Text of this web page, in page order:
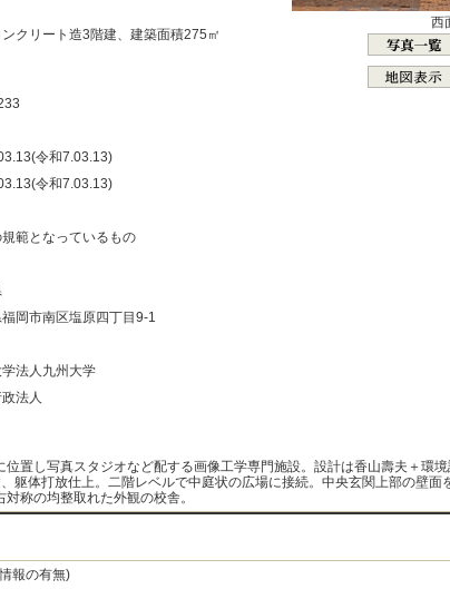
クリート造3階建、建築面積275㎡
令和7.03.13)
令和7.03.13)
範となっているもの
岡市南区塩原四丁目9-1
学法人九州大学
法人
西
位置し写真スタジオなど配する画像工学専門施設。設計は香山壽夫＋環
躯体打放仕上。二階レベルで中庭状の広場に接続。中央玄関上部の壁面
対称の均整取れた外観の校舎。
報の有無)